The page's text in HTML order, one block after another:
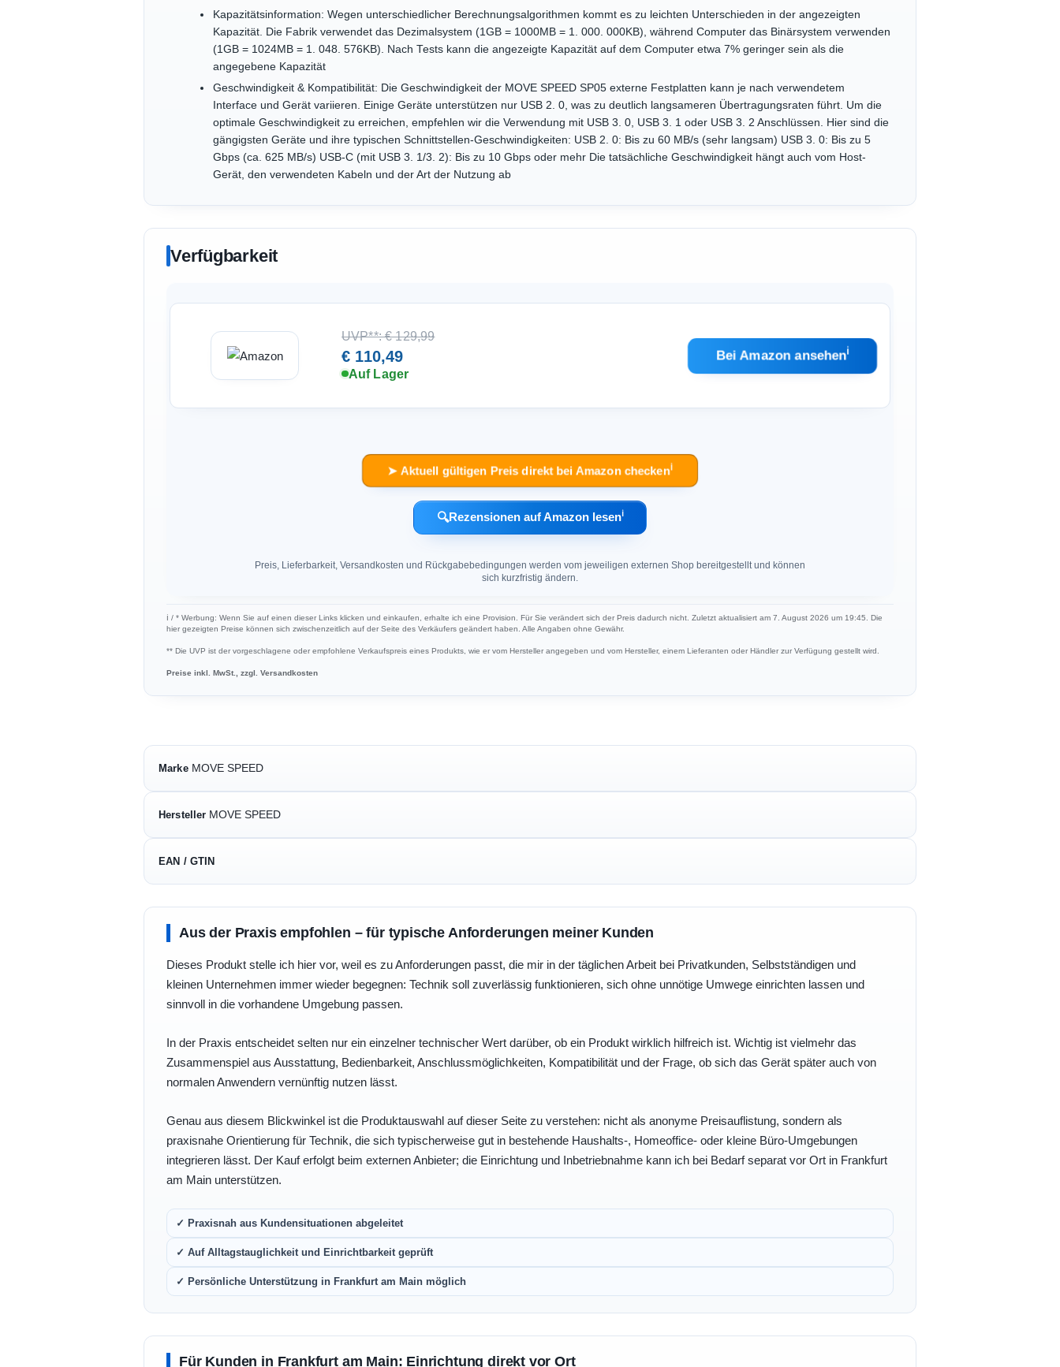
Kapazitätsinformation: Wegen unterschiedlicher Berechnungsalgorithmen kommt es zu leichten Unterschieden in der angezeigten
Kapazität. Die Fabrik verwendet das Dezimalsystem (1GB = 1000MB = 1. 000. 000KB), während Computer das Binärsystem verwenden
(1GB = 1024MB = 1. 048. 576KB). Nach Tests kann die angezeigte Kapazität auf dem Computer etwa 7% geringer sein als die
angegebene Kapazität
Geschwindigkeit & Kompatibilität: Die Geschwindigkeit der MOVE SPEED SP05 externe Festplatten kann je nach verwendetem
Interface und Gerät variieren. Einige Geräte unterstützen nur USB 2. 0, was zu deutlich langsameren Übertragungsraten führt. Um die
optimale Geschwindigkeit zu erreichen, empfehlen wir die Verwendung mit USB 3. 0, USB 3. 1 oder USB 3. 2 Anschlüssen. Hier sind die
gängigsten Geräte und ihre typischen Schnittstellen-Geschwindigkeiten: USB 2. 0: Bis zu 60 MB/s (sehr langsam) USB 3. 0: Bis zu 5
Gbps (ca. 625 MB/s) USB-C (mit USB 3. 1/3. 2): Bis zu 10 Gbps oder mehr Die tatsächliche Geschwindigkeit hängt auch vom Host-
Gerät, den verwendeten Kabeln und der Art der Nutzung ab
Verfügbarkeit
UVP**: € 129,99
€ 110,49
Auf Lager
Bei Amazon ansehenℹ︎
➤ Aktuell gültigen Preis direkt bei Amazon checkenℹ︎
🔍Rezensionen auf Amazon lesenℹ︎
Preis, Lieferbarkeit, Versandkosten und Rückgabebedingungen werden vom jeweiligen externen Shop bereitgestellt und können
sich kurzfristig ändern.
ℹ︎ / * Werbung: Wenn Sie auf einen dieser Links klicken und einkaufen, erhalte ich eine Provision. Für Sie verändert sich der Preis dadurch nicht. Zuletzt aktualisiert am 7. August 2026 um 19:45. Die
hier gezeigten Preise können sich zwischenzeitlich auf der Seite des Verkäufers geändert haben. Alle Angaben ohne Gewähr.
** Die UVP ist der vorgeschlagene oder empfohlene Verkaufspreis eines Produkts, wie er vom Hersteller angegeben und vom Hersteller, einem Lieferanten oder Händler zur Verfügung gestellt wird.
Preise inkl. MwSt., zzgl. Versandkosten
Marke MOVE SPEED
Hersteller MOVE SPEED
EAN / GTIN
Aus der Praxis empfohlen – für typische Anforderungen meiner Kunden
Dieses Produkt stelle ich hier vor, weil es zu Anforderungen passt, die mir in der täglichen Arbeit bei Privatkunden, Selbstständigen und
kleinen Unternehmen immer wieder begegnen: Technik soll zuverlässig funktionieren, sich ohne unnötige Umwege einrichten lassen und
sinnvoll in die vorhandene Umgebung passen.
In der Praxis entscheidet selten nur ein einzelner technischer Wert darüber, ob ein Produkt wirklich hilfreich ist. Wichtig ist vielmehr das
Zusammenspiel aus Ausstattung, Bedienbarkeit, Anschlussmöglichkeiten, Kompatibilität und der Frage, ob sich das Gerät später auch von
normalen Anwendern vernünftig nutzen lässt.
Genau aus diesem Blickwinkel ist die Produktauswahl auf dieser Seite zu verstehen: nicht als anonyme Preisauflistung, sondern als
praxisnahe Orientierung für Technik, die sich typischerweise gut in bestehende Haushalts-, Homeoffice- oder kleine Büro-Umgebungen
integrieren lässt. Der Kauf erfolgt beim externen Anbieter; die Einrichtung und Inbetriebnahme kann ich bei Bedarf separat vor Ort in Frankfurt
am Main unterstützen.
✓ Praxisnah aus Kundensituationen abgeleitet
✓ Auf Alltagstauglichkeit und Einrichtbarkeit geprüft
✓ Persönliche Unterstützung in Frankfurt am Main möglich
Für Kunden in Frankfurt am Main: Einrichtung direkt vor Ort